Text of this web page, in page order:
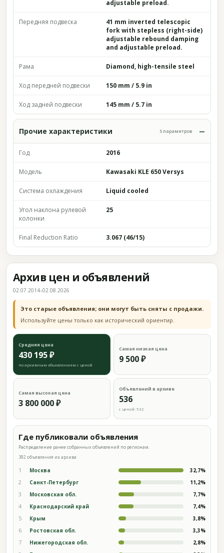
adjustable preload.
Передняя подвеска
41 mm inverted telescopic
fork with stepless (right-side)
adjustable rebound damping
and adjustable preload.
Рама Diamond, high-tensile steel
Ход передней подвески 150 mm / 5.9 in
Ход задней подвески 145 mm / 5.7 in
Прочие характеристики 5 параметров
Год 2016
Модель Kawasaki KLE 650 Versys
Система охлаждения Liquid cooled
Угол наклона рулевой
колонки
25
Final Reduction Ratio 3.067 (46/15)
Архив цен и объявлений
02.07.2014–02.08.2026
Это старые объявления; они могут быть сняты с продажи.
Используйте цены только как исторический ориентир.
Средняя цена
430 195 ₽
по архивным объявлениям с ценой
Самая низкая цена
9 500 ₽
Самая высокая цена
3 800 000 ₽
Объявлений в архиве
536
с ценой: 532
Где публиковали объявления
Распределение ранее собранных объявлений по регионам.
392 объявления из архива
1 Москва 32,7%
2 Санкт-Петербург 11,2%
3 Московская обл. 7,7%
4 Краснодарский край 7,4%
5 Крым 3,8%
6 Ростовская обл. 3,3%
7 Нижегородская обл. 2,8%